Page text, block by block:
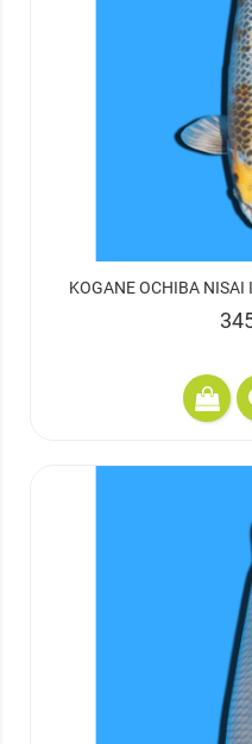
KOGANE OCHIBA